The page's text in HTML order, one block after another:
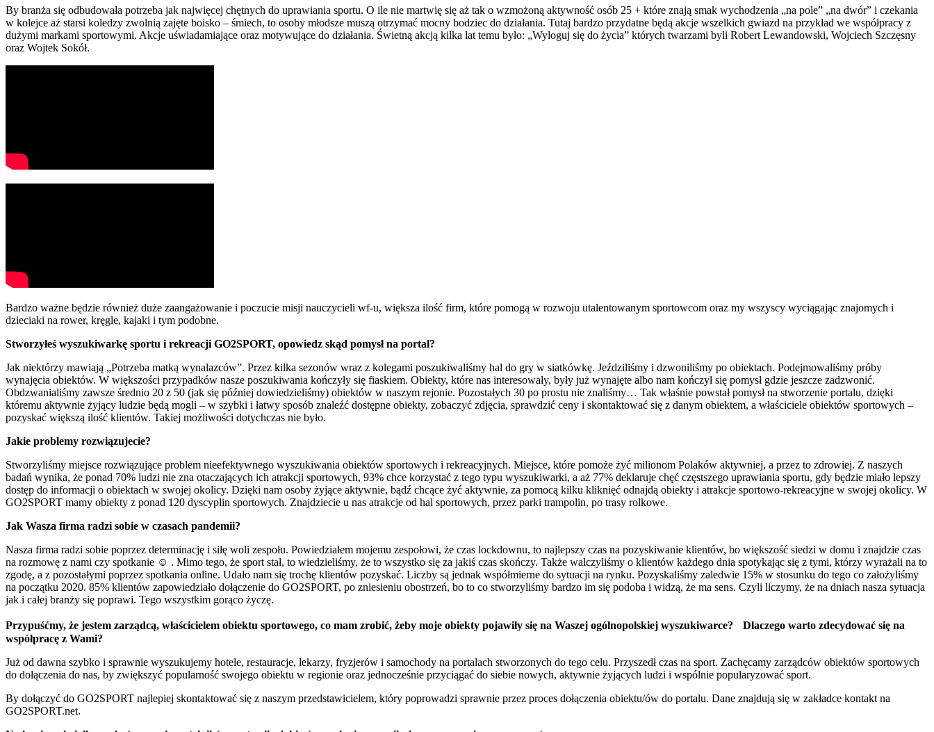
By branża się odbudowała potrzeba jak najwięcej chętnych do uprawiania sportu. O ile nie martwię się aż tak o wzmożoną aktywność osób 25 + które znają smak wychodzenia „na pole” „na dwór” i czekania
w kolejce aż starsi koledzy zwolnią zajęte boisko – śmiech, to osoby młodsze muszą otrzymać mocny bodziec do działania. Tutaj bardzo przydatne będą akcje wszelkich gwiazd na przykład we współpracy z
dużymi markami sportowymi. Akcje uświadamiające oraz motywujące do działania. Świetną akcją kilka lat temu było: „Wyloguj się do życia” których twarzami byli Robert Lewandowski, Wojciech Szczęsny
oraz Wojtek Sokół.
Bardzo ważne będzie również duże zaangażowanie i poczucie misji nauczycieli wf-u, większa ilość firm, które pomogą w rozwoju utalentowanym sportowcom oraz my wszyscy wyciągając znajomych i
dzieciaki na rower, kręgle, kajaki i tym podobne.
Stworzyłeś wyszukiwarkę sportu i rekreacji GO2SPORT, opowiedz skąd pomysł na portal?
Jak niektórzy mawiają „Potrzeba matką wynalazców”. Przez kilka sezonów wraz z kolegami poszukiwaliśmy hal do gry w siatkówkę. Jeździliśmy i dzwoniliśmy po obiektach. Podejmowaliśmy próby
wynajęcia obiektów. W większości przypadków nasze poszukiwania kończyły się fiaskiem. Obiekty, które nas interesowały, były już wynajęte albo nam kończył się pomysł gdzie jeszcze zadzwonić.
Obdzwanialiśmy zawsze średnio 20 z 50 (jak się później dowiedzieliśmy) obiektów w naszym rejonie. Pozostałych 30 po prostu nie znaliśmy… Tak właśnie powstał pomysł na stworzenie portalu, dzięki
któremu aktywnie żyjący ludzie będą mogli – w szybki i łatwy sposób znaleźć dostępne obiekty, zobaczyć zdjęcia, sprawdzić ceny i skontaktować się z danym obiektem, a właściciele obiektów sportowych –
pozyskać większą ilość klientów. Takiej możliwości dotychczas nie było.
Jakie problemy rozwiązujecie?
Stworzyliśmy miejsce rozwiązujące problem nieefektywnego wyszukiwania obiektów sportowych i rekreacyjnych. Miejsce, które pomoże żyć milionom Polaków aktywniej, a przez to zdrowiej. Z naszych
badań wynika, że ponad 70% ludzi nie zna otaczających ich atrakcji sportowych, 93% chce korzystać z tego typu wyszukiwarki, a aż 77% deklaruje chęć częstszego uprawiania sportu, gdy będzie miało lepszy
dostęp do informacji o obiektach w swojej okolicy. Dzięki nam osoby żyjące aktywnie, bądź chcące żyć aktywnie, za pomocą kilku kliknięć odnajdą obiekty i atrakcje sportowo-rekreacyjne w swojej okolicy. W
GO2SPORT mamy obiekty z ponad 120 dyscyplin sportowych. Znajdziecie u nas atrakcje od hal sportowych, przez parki trampolin, po trasy rolkowe.
Jak Wasza firma radzi sobie w czasach pandemii?
Nasza firma radzi sobie poprzez determinację i siłę woli zespołu. Powiedziałem mojemu zespołowi, że czas lockdownu, to najlepszy czas na pozyskiwanie klientów, bo większość siedzi w domu i znajdzie czas
na rozmowę z nami czy spotkanie ☺ . Mimo tego, że sport stał, to wiedzieliśmy, że to wszystko się za jakiś czas skończy. Także walczyliśmy o klientów każdego dnia spotykając się z tymi, którzy wyrażali na to
zgodę, a z pozostałymi poprzez spotkania online. Udało nam się trochę klientów pozyskać. Liczby są jednak współmierne do sytuacji na rynku. Pozyskaliśmy zaledwie 15% w stosunku do tego co założyliśmy
na początku 2020. 85% klientów zapowiedziało dołączenie do GO2SPORT, po zniesieniu obostrzeń, bo to co stworzyliśmy bardzo im się podoba i widzą, że ma sens. Czyli liczymy, że na dniach nasza sytuacja
jak i całej branży się poprawi. Tego wszystkim gorąco życzę.
Przypuśćmy, że jestem zarządcą, właścicielem obiektu sportowego, co mam zrobić, żeby moje obiekty pojawiły się na Waszej ogólnopolskiej wyszukiwarce? Dlaczego warto zdecydować się na
współpracę z Wami?
Już od dawna szybko i sprawnie wyszukujemy hotele, restauracje, lekarzy, fryzjerów i samochody na portalach stworzonych do tego celu. Przyszedł czas na sport. Zachęcamy zarządców obiektów sportowych
do dołączenia do nas, by zwiększyć popularność swojego obiektu w regionie oraz jednocześnie przyciągać do siebie nowych, aktywnie żyjących ludzi i wspólnie popularyzować sport.
By dołączyć do GO2SPORT najlepiej skontaktować się z naszym przedstawicielem, który poprowadzi sprawnie przez proces dołączenia obiektu/ów do portalu. Dane znajdują się w zakładce kontakt na
GO2SPORT.net.